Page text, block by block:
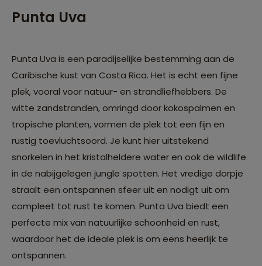
Punta Uva
Punta Uva is een paradijselijke bestemming aan de
Caribische kust van Costa Rica. Het is echt een fijne
plek, vooral voor natuur- en strandliefhebbers. De
witte zandstranden, omringd door kokospalmen en
tropische planten, vormen de plek tot een fijn en
rustig toevluchtsoord. Je kunt hier uitstekend
snorkelen in het kristalheldere water en ook de wildlife
in de nabijgelegen jungle spotten. Het vredige dorpje
straalt een ontspannen sfeer uit en nodigt uit om
compleet tot rust te komen. Punta Uva biedt een
perfecte mix van natuurlijke schoonheid en rust,
waardoor het de ideale plek is om eens heerlijk te
ontspannen.